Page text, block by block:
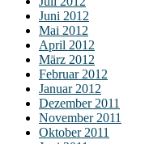
Juni 2012
Mai 2012
April 2012
März 2012
Februar 2012
Januar 2012
Dezember 2011
November 2011
Oktober 2011